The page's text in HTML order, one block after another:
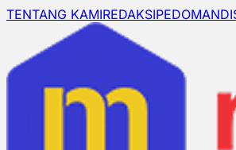
TENTANG KAMIREDAKSIPEDOMAN